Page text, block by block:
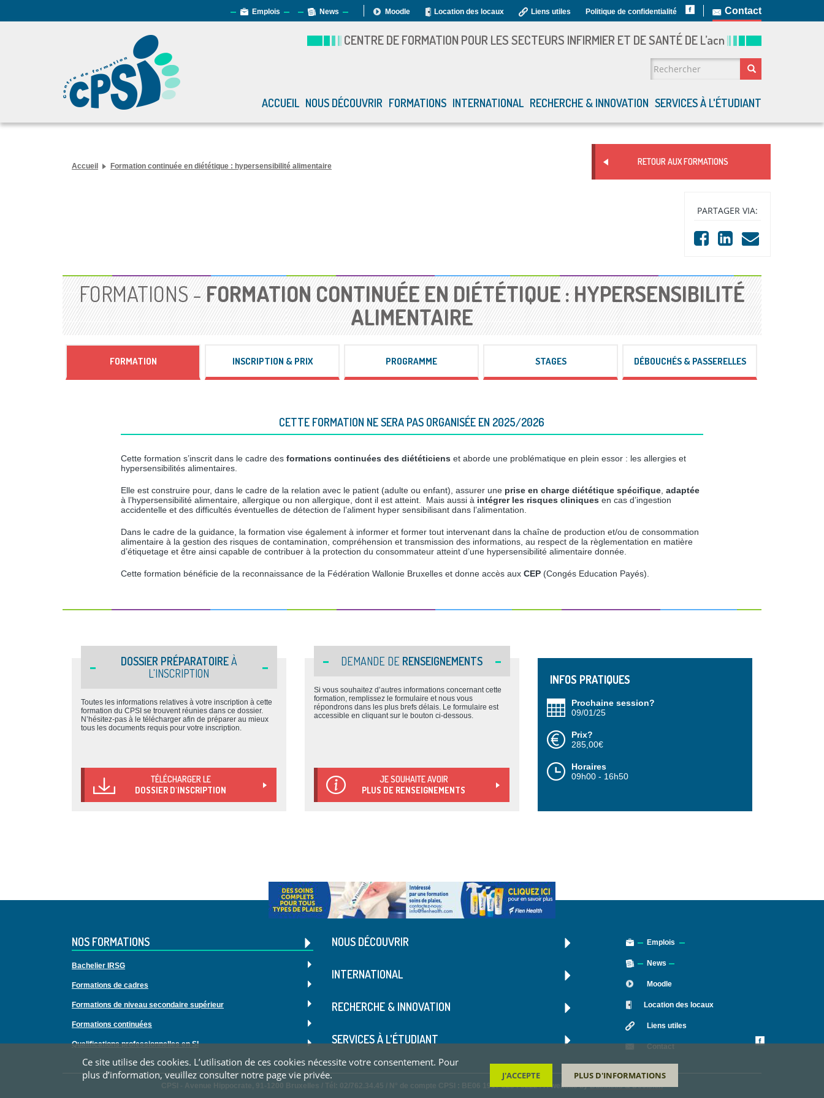
Emplois News Moodle Location des locaux Liens utiles Politique de confidentialité Contact
CENTRE DE FORMATION POUR LES SECTEURS INFIRMIER ET DE SANTÉ DE L’acn
FORMULAIRE DE
RECHERCHE
ACCUEIL NOUS DÉCOUVRIR FORMATIONS INTERNATIONAL RECHERCHE & INNOVATION SERVICES À L'ÉTUDIANT
Accueil Formation continuée en diététique : hypersensibilité alimentaire RETOUR AUX FORMATIONS
PARTAGER VIA:
FORMATIONS - FORMATION CONTINUÉE EN DIÉTÉTIQUE : HYPERSENSIBILITÉ
ALIMENTAIRE
FORMATION INSCRIPTION & PRIX PROGRAMME STAGES DÉBOUCHÉS & PASSERELLES
CETTE FORMATION NE SERA PAS ORGANISÉE EN 2025/2026
Cette formation s’inscrit dans le cadre des formations continuées des diététicienset aborde une problématique en plein essor : les allergies et
hypersensibilités alimentaires.
Elle est construire pour, dans le cadre de la relation avec le patient (adulte ou enfant), assurer une prise en charge diététique spécifique, adaptée
à l’hypersensibilité alimentaire, allergique ou non allergique, dont il est atteint. Mais aussi à intégrer les risques cliniquesen cas d’ingestion
accidentelle et des difficultés éventuelles de détection de l’aliment hyper sensibilisant dans l’alimentation.
Dans le cadre de la guidance, la formation vise également à informer et former tout intervenant dans la chaîne de production et/ou de consommation
alimentaire à la gestion des risques de contamination, compréhension et transmission des informations, au respect de la règlementation en matière
d’étiquetage et être ainsi capable de contribuer à la protection du consommateur atteint d’une hypersensibilité alimentaire donnée.
Cette formation bénéficie de la reconnaissance de la Fédération Wallonie Bruxelles et donne accès aux CEP (Congés Education Payés).
DOSSIER PRÉPARATOIREÀ
L'INSCRIPTION
Toutes les informations relatives à votre inscription à cette
formation du CPSI se trouvent réunies dans ce dossier.
N’hésitez-pas à le télécharger afin de préparer au mieux
tous les documents requis pour votre inscription.
TÉLÉCHARGER LE
DOSSIER D'INSCRIPTION
DEMANDE DE RENSEIGNEMENTS
Si vous souhaitez d’autres informations concernant cette
formation, remplissez le formulaire et nous vous
répondrons dans les plus brefs délais. Le formulaire est
accessible en cliquant sur le bouton ci-dessous.
JE SOUHAITE AVOIR
PLUS DE RENSEIGNEMENTS
INFOS PRATIQUES
Prochaine session?
09/01/25
Prix?
285,00€
Horaires
09h00 - 16h50
NOS FORMATIONS
Bachelier IRSG
Formations de cadres
Formations de niveau secondaire supérieur
Formations continuées
Qualifications professionnelles en SI
NOUS DÉCOUVRIR
INTERNATIONAL
RECHERCHE & INNOVATION
SERVICES À L'ÉTUDIANT
Emplois
News
Moodle
Location des locaux
Liens utiles
Contact
CPSI - Avenue Hippocrate, 91-1200 Bruxelles / Tél: 02/762.34.45 / N° de compte CPSI : BE06 1917 2234 5222 / A website byBusiness & Decision
Ce site utilise des cookies. L’utilisation de ces cookies nécessite votre consentement. Pour
plus d’information, veuillez consulter notre page vie privée.
J'ACCEPTE PLUS D'INFORMATIONS